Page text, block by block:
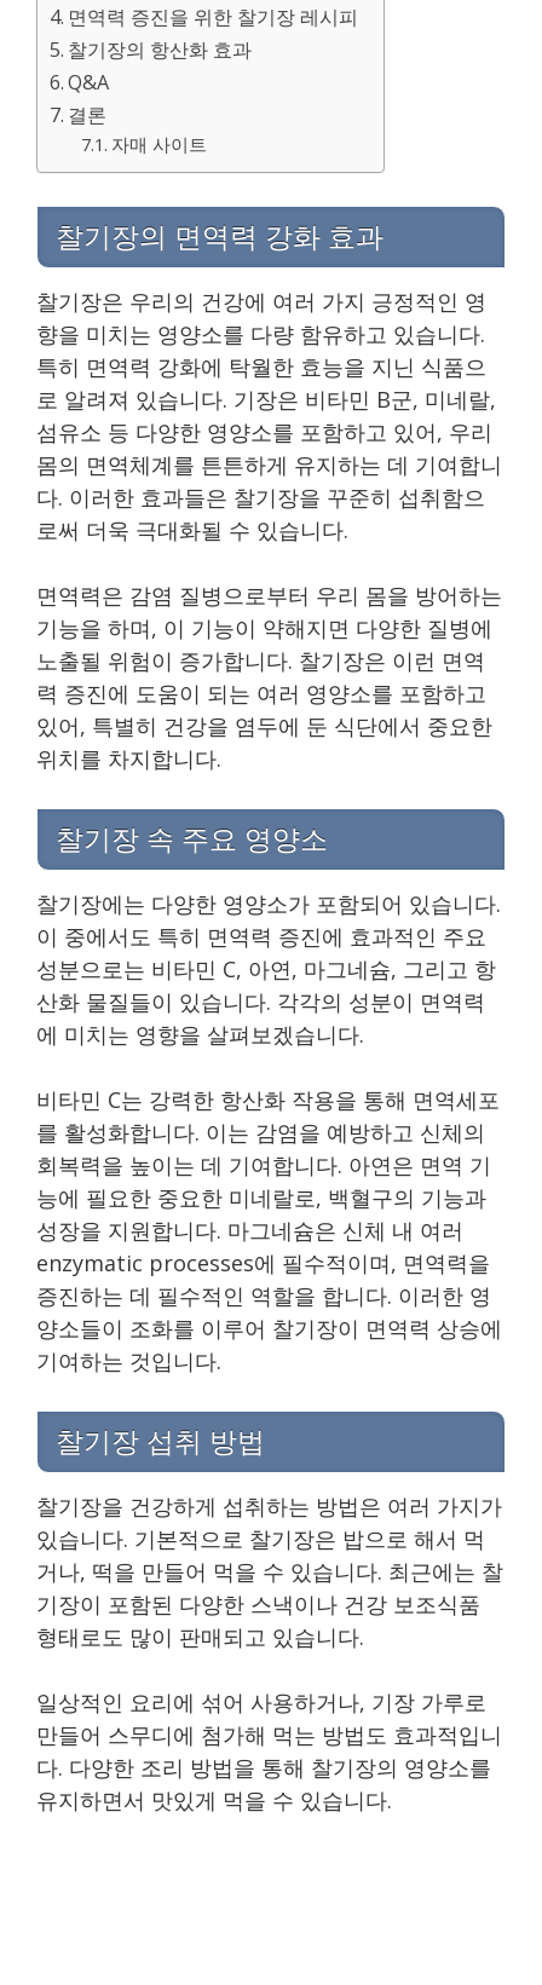
면역력 증진을 위한 찰기장 레시피
찰기장의 항산화 효과
Q&A
결론
자매 사이트
찰기장의 면역력 강화 효과
찰기장은 우리의 건강에 여러 가지 긍정적인 영
향을 미치는 영양소를 다량 함유하고 있습니다.
특히 면역력 강화에 탁월한 효능을 지닌 식품으
로 알려져 있습니다. 기장은 비타민 B군, 미네랄,
섬유소 등 다양한 영양소를 포함하고 있어, 우리
몸의 면역체계를 튼튼하게 유지하는 데 기여합니
다. 이러한 효과들은 찰기장을 꾸준히 섭취함으
로써 더욱 극대화될 수 있습니다.
면역력은 감염 질병으로부터 우리 몸을 방어하는
기능을 하며, 이 기능이 약해지면 다양한 질병에
노출될 위험이 증가합니다. 찰기장은 이런 면역
력 증진에 도움이 되는 여러 영양소를 포함하고
있어, 특별히 건강을 염두에 둔 식단에서 중요한
위치를 차지합니다.
찰기장 속 주요 영양소
찰기장에는 다양한 영양소가 포함되어 있습니다.
이 중에서도 특히 면역력 증진에 효과적인 주요
성분으로는 비타민 C, 아연, 마그네슘, 그리고 항
산화 물질들이 있습니다. 각각의 성분이 면역력
에 미치는 영향을 살펴보겠습니다.
비타민 C는 강력한 항산화 작용을 통해 면역세포
를 활성화합니다. 이는 감염을 예방하고 신체의
회복력을 높이는 데 기여합니다. 아연은 면역 기
능에 필요한 중요한 미네랄로, 백혈구의 기능과
성장을 지원합니다. 마그네슘은 신체 내 여러
enzymatic processes에 필수적이며, 면역력을
증진하는 데 필수적인 역할을 합니다. 이러한 영
양소들이 조화를 이루어 찰기장이 면역력 상승에
기여하는 것입니다.
찰기장 섭취 방법
찰기장을 건강하게 섭취하는 방법은 여러 가지가
있습니다. 기본적으로 찰기장은 밥으로 해서 먹
거나, 떡을 만들어 먹을 수 있습니다. 최근에는 찰
기장이 포함된 다양한 스낵이나 건강 보조식품
형태로도 많이 판매되고 있습니다.
일상적인 요리에 섞어 사용하거나, 기장 가루로
만들어 스무디에 첨가해 먹는 방법도 효과적입니
다. 다양한 조리 방법을 통해 찰기장의 영양소를
유지하면서 맛있게 먹을 수 있습니다.